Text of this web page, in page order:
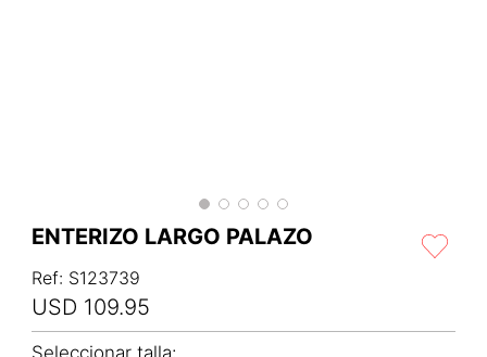
ENTERIZO LARGO PALAZO
Ref: S123739
USD 109.95